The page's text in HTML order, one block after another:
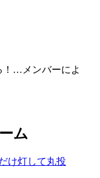
！…メンバーによ
ム